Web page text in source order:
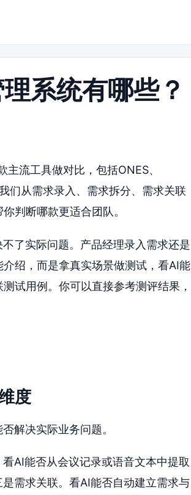
系统有哪些？
流工具做对比，包括ONES、
从需求录入、需求拆分、需求关联
判断哪款更适合团队。
了实际问题。产品经理录入需求还是
绍，而是拿真实场景做测试，看AI能
试用例。你可以直接参考测评结果，
度
解决实际业务问题。
AI能否从会议记录或语音文本中提取
需求关联。看AI能否自动建立需求与